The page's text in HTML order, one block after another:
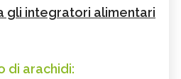
gli integratori alimentari
di arachidi: